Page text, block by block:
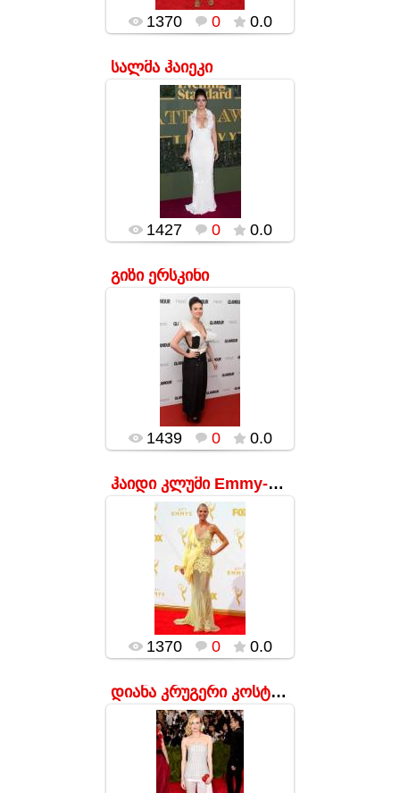
1370
0 0.0
სალმა ჰაიეკი
17.01.2016
სალმა ჰაიეკი
Evening Standard
Theatre Awards-ის
ცერემონიაზე
მსახიობი (და უფრო
ზუსტად კი მისი
მკერდი) აშკ...
popularsge
1427 0 0.0
გიზი ერსკინი
17.01.2016
გიზი ერსკინი
ჟურნალ Glamour-ის
მიერ მოწყობილი
ღონისძიების "წლის
ქალის" ცერემონიაზე
შეფ-პოვარმა
გადაწყვიტ...
popularsge
1439 0 0.0
ჰაიდი კლუმი Emmy-ს დაჯილდოების ცერემონიაზე
17.01.2016
მოდელის კაბა
გაპუტულ ქათამს
შეადარეს. თქვენ
ხედავთ მსგავსებას?
popularsge
1370 0 0.0
დიანა კრუგერი კოსტიუმების ინსტიტუტის მეჯლისზე
17.01.2016
ჩვეულებრივ
ელეგანტურმა
მსახიობმა ფსონი
ექსტრავაგანტულობაზე
დადო და იმკითხავა.